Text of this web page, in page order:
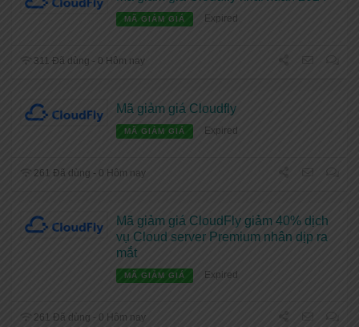
MÃ GIẢM GIÁ Expired
311 Đã dùng - 0 Hôm nay
Mã giảm giá Cloudfly
MÃ GIẢM GIÁ Expired
261 Đã dùng - 0 Hôm nay
Mã giảm giá CloudFly giảm 40% dịch
vụ Cloud server Premium nhân dịp ra
mắt
MÃ GIẢM GIÁ Expired
261 Đã dùng - 0 Hôm nay